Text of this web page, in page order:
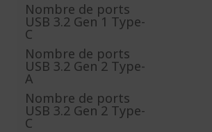
Nombre de ports
USB 3.2 Gen 1 Type-
C
Nombre de ports
USB 3.2 Gen 2 Type-
A
Nombre de ports
USB 3.2 Gen 2 Type-
C